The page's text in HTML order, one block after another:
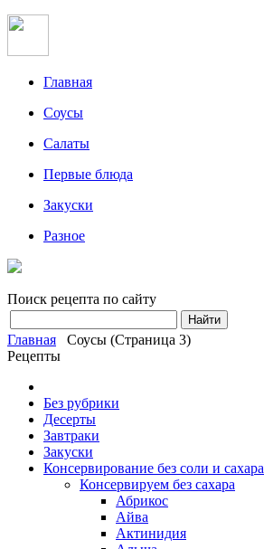
Главная
Соусы
Салаты
Первые блюда
Закуски
Разное
Поиск рецепта по сайту
Главная Соусы (Страница 3)
Рецепты
Без рубрики
Десерты
Завтраки
Закуски
Консервирование без соли и сахара
Консервируем без сахара
Абрикос
Айва
Актинидия